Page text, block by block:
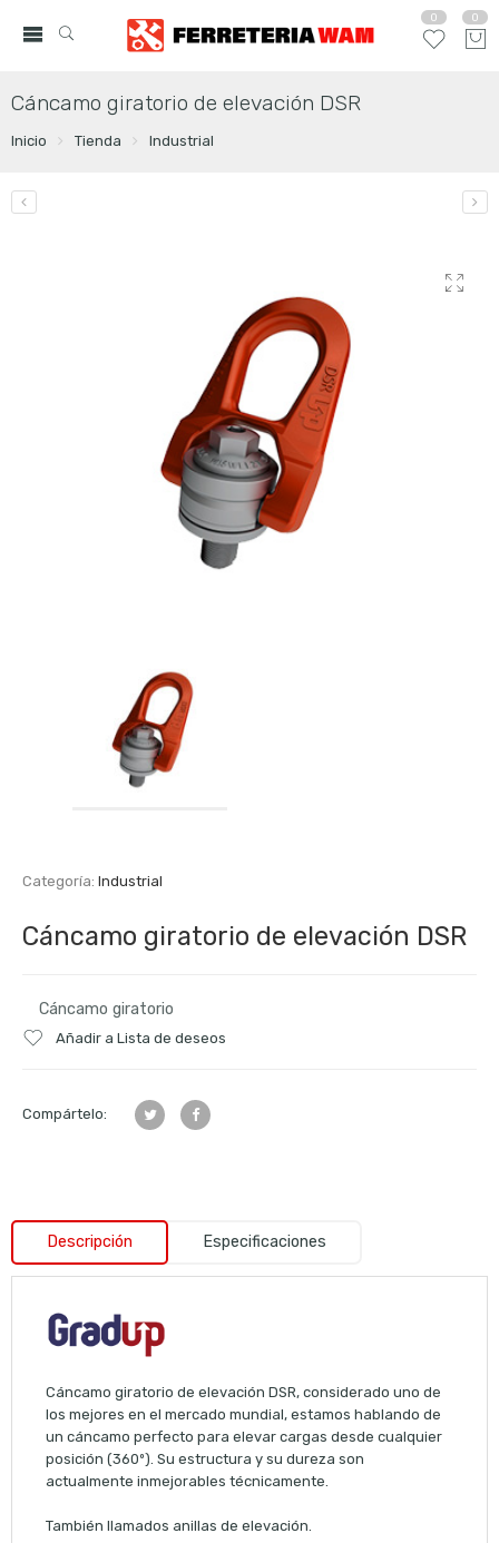
0 0
Cáncamo giratorio de elevación DSR
Inicio Tienda Industrial
Categoría: Industrial
Cáncamo giratorio de elevación DSR
Cáncamo giratorio
Añadir a Lista de deseos
Compártelo:
Descripción Especificaciones
Cáncamo giratorio de elevación DSR, considerado uno de
los mejores en el mercado mundial, estamos hablando de
un cáncamo perfecto para elevar cargas desde cualquier
posición (360º). Su estructura y su dureza son
actualmente inmejorables técnicamente.
También llamados anillas de elevación.